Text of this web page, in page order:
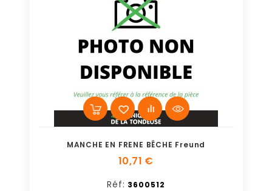
MANCHE EN FRENE BÊCHE Freund
10,71 €
Réf: 3600512